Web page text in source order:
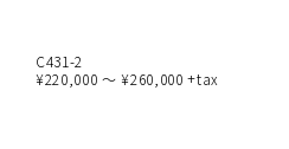
C431-2
¥220,000 ～ ¥260,000 +tax